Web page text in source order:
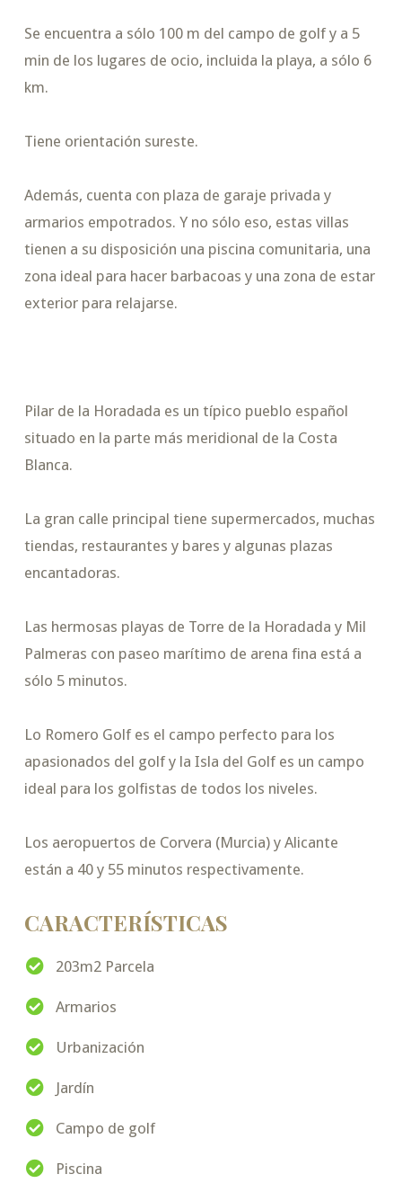
Se encuentra a sólo 100 m del campo de golf y a 5
min de los lugares de ocio, incluida la playa, a sólo 6
km.
Tiene orientación sureste.
Además, cuenta con plaza de garaje privada y
armarios empotrados. Y no sólo eso, estas villas
tienen a su disposición una piscina comunitaria, una
zona ideal para hacer barbacoas y una zona de estar
exterior para relajarse.
Pilar de la Horadada es un típico pueblo español
situado en la parte más meridional de la Costa
Blanca.
La gran calle principal tiene supermercados, muchas
tiendas, restaurantes y bares y algunas plazas
encantadoras.
Las hermosas playas de Torre de la Horadada y Mil
Palmeras con paseo marítimo de arena fina está a
sólo 5 minutos.
Lo Romero Golf es el campo perfecto para los
apasionados del golf y la Isla del Golf es un campo
ideal para los golfistas de todos los niveles.
Los aeropuertos de Corvera (Murcia) y Alicante
están a 40 y 55 minutos respectivamente.
CARACTERÍSTICAS
203m2 Parcela
Armarios
Urbanización
Jardín
Campo de golf
Piscina